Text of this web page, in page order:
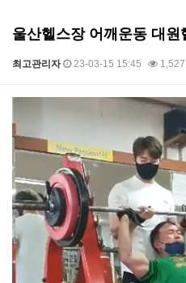
울산헬스장 어깨운동 대원
최고관리자 23-03-15 15:45 1,527